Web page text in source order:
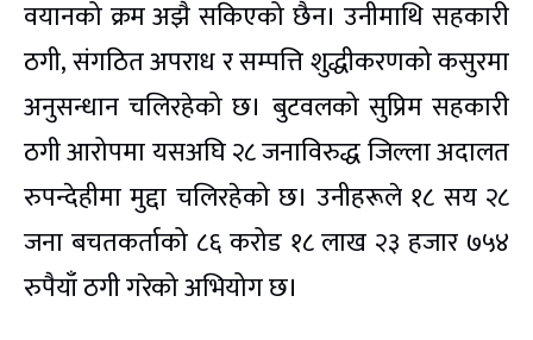
वयानको क्रम अझै सकिएको छैन। उनीमाथि सहकारी
ठगी, संगठित अपराध र सम्पत्ति शुद्धीकरणको कसुरमा
अनुसन्धान चलिरहेको छ। बुटवलको सुप्रिम सहकारी
ठगी आरोपमा यसअघि २८ जनाविरुद्ध जिल्ला अदालत
रुपन्देहीमा मुद्दा चलिरहेको छ। उनीहरूले १८ सय २८
जना बचतकर्ताको ८६ करोड १८ लाख २३ हजार ७५४
रुपैयाँ ठगी गरेको अभियोग छ।